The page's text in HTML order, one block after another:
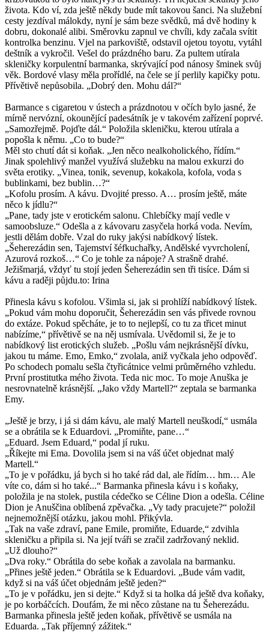
života. Kdo ví, zda ještě někdy bude mít takovou šanci. Na služební
cesty jezdíval málokdy, nyní je sám beze svědků, má dvě hodiny k
dobru, dokonalé alibi. Směrovku zapnul ve chvíli, kdy začala svítit
kontrolka benzinu. Vjel na parkoviště, odstavil ojetou toyotu, vytáhl
deštník a vykročil. Vešel do prázdného baru. Za pultem utírala
skleničky korpulentní barmanka, skrývající pod nánosy šminek svůj
věk. Bordové vlasy měla prořídlé, na čele se jí perlily kapičky potu.
Přívětivě nepůsobila. „Dobrý den. Mohu dál?“
Barmance s cigaretou v ústech a prázdnotou v očích bylo jasné, že
mírně nervózní, okounějící padesátník je v takovém zařízení poprvé.
„Samozřejmě. Pojďte dál.“ Položila skleničku, kterou utírala a
popošla k němu. „Co to bude?“
Měl sto chutí dát si koňak. „Jen něco nealkoholického, řídím.“
Jinak spolehlivý manžel využívá služebku na malou exkurzi do
světa erotiky. „Vinea, tonik, sevenup, kokakola, kofola, voda s
bublinkami, bez bublin…?“
„Kofolu prosím. A kávu. Dvojité presso. A… prosím ještě, máte
něco k jídlu?“
„Pane, tady jste v erotickém salonu. Chlebíčky mají vedle v
samoobsluze.“ Odešla a z kávovaru zasyčela horká voda. Nevím,
jestli dělám dobře. Vzal do ruky jakýsi nabídkový lístek.
„Šeherezádin sen, Tajemství šéfkuchařky, Andělské vyvrcholení,
Azurová rozkoš…“ Co je tohle za nápoje? A strašně drahé.
Ježišmarjá, vždyť tu stojí jeden Šeherezádin sen tři tisíce. Dám si
kávu a raději půjdu.to: Irina
Přinesla kávu s kofolou. Všimla si, jak si prohlíží nabídkový lístek.
„Pokud vám mohu doporučit, Šeherezádin sen vás přivede rovnou
do extáze. Pokud spěcháte, je to to nejlepší, co tu za třicet minut
nabízíme,“ přívětivě se na něj usmívala. Uvědomil si, že je to
nabídkový list erotických služeb. „Pošlu vám nejkrásnější dívku,
jakou tu máme. Emo, Emko,“ zvolala, aniž vyčkala jeho odpověď.
Po schodech pomalu sešla čtyřicátnice velmi průměrného vzhledu.
První prostitutka mého života. Teda nic moc. To moje Anuška je
nesrovnatelně krásnější. „Jako vždy Martell?“ zeptala se barmanka
Emy.
„Ještě je brzy, i já si dám kávu, ale malý Martell neuškodí,“ usmála
se a obrátila se k Eduardovi. „Promiňte, pane…“
„Eduard. Jsem Eduard,“ podal jí ruku.
„Říkejte mi Ema. Dovolila jsem si na váš účet objednat malý
Martell.“
„To je v pořádku, já bych si ho také rád dal, ale řídím… hm… Ale
víte co, dám si ho také...“ Barmanka přinesla kávu i s koňaky,
položila je na stolek, pustila cédečko se Céline Dion a odešla. Céline
Dion je Anuščina oblíbená zpěvačka. „Vy tady pracujete?“ položil
nejnemožnější otázku, jakou mohl. Přikývla.
„Tak na vaše zdraví, pane Emile, promiňte, Eduarde,“ zdvihla
skleničku a připila si. Na její tváři se zračil zadržovaný neklid.
„Už dlouho?“
„Dva roky.“ Obrátila do sebe koňak a zavolala na barmanku.
„Přines ještě jeden.“ Obrátila se k Eduardovi. „Bude vám vadit,
když si na váš účet objednám ještě jeden?“
„To je v pořádku, jen si dejte.“ Když si ta holka dá ještě dva koňaky,
je po korbáčcích. Doufám, že mi něco zůstane na tu Šeherezádu.
Barmanka přinesla ještě jeden koňak, přívětivě se usmála na
Eduarda. „Tak příjemný zážitek.“